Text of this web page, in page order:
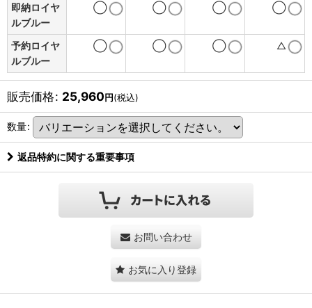
即納ロイヤ
ルブルー
◯ ◯ ◯ ◯
予約ロイヤ
ルブルー
◯ ◯ ◯ △
販売価格: 25,960円(税込)
数量:
返品特約に関する重要事項
お問い合わせ
お気に入り登録